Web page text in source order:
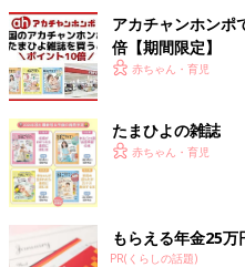
アカチャンホンポ
倍【期間限定】
赤ちゃん・育児
たまひよの雑誌
赤ちゃん・育児
もらえる年金25
PR(くらしの話題)